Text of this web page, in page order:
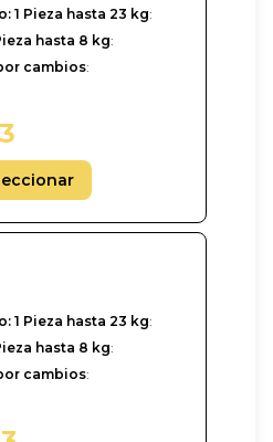
1 Pieza hasta 23 kg:
hasta 8 kg:
cambios:
1 Pieza hasta 23 kg:
hasta 8 kg:
cambios: